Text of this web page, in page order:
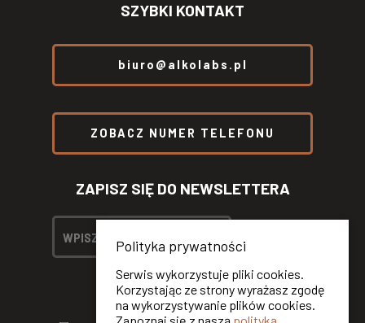
SZYBKI KONTAKT
biuro@alkolabs.pl
ZOBACZ NUMER TELEFONU
ZAPISZ SIĘ DO NEWSLETTERA
Polityka prywatności
Serwis wykorzystuje pliki cookies.
Korzystając ze strony wyrażasz zgodę
na wykorzystywanie plików cookies.